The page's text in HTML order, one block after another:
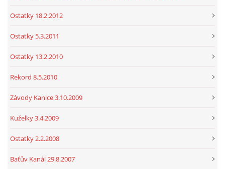
Ostatky 18.2.2012
Ostatky 5.3.2011
Ostatky 13.2.2010
Rekord 8.5.2010
Závody Kanice 3.10.2009
Kuželky 3.4.2009
Ostatky 2.2.2008
Baťův Kanál 29.8.2007